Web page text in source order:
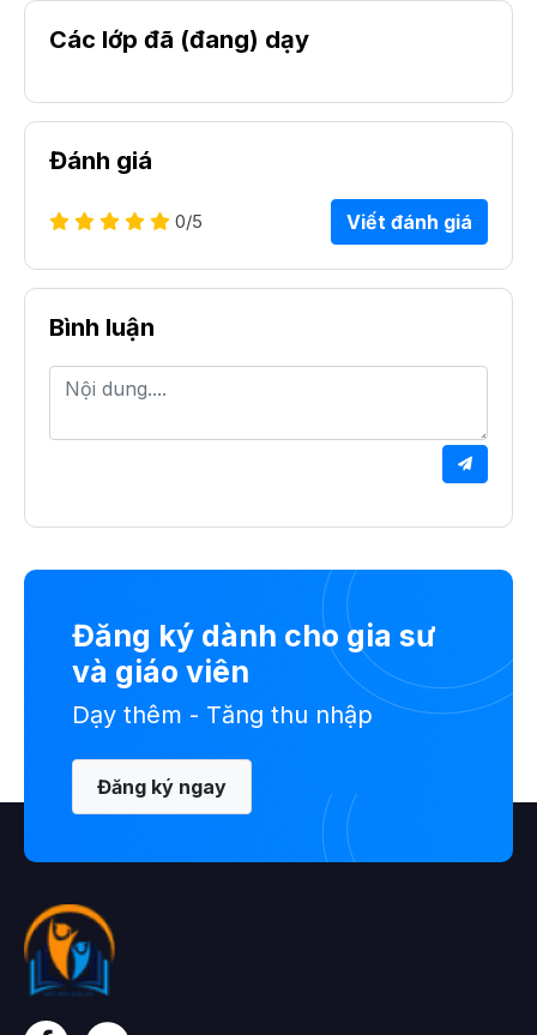
Các lớp đã (đang) dạy
Đánh giá
0/5 Viết đánh giá
Bình luận
Đăng ký dành cho gia sư
và giáo viên
Dạy thêm - Tăng thu nhập
Đăng ký ngay